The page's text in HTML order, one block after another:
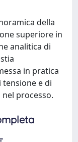
della
superiore in
analitica di
in pratica
e di
processo.